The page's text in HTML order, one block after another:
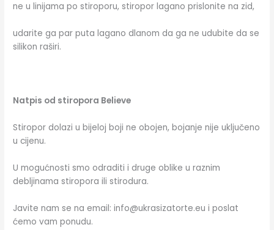
ne u linijama po stiroporu, stiropor lagano prislonite na zid,
udarite ga par puta lagano dlanom da ga ne udubite da se
silikon raširi.
Natpis od stiropora Believe
Stiropor dolazi u bijeloj boji ne obojen, bojanje nije uključeno
u cijenu.
U mogućnosti smo odraditi i druge oblike u raznim
debljinama stiropora ili stirodura.
Javite nam se na email: info@ukrasizatorte.eu i poslat
ćemo vam ponudu.